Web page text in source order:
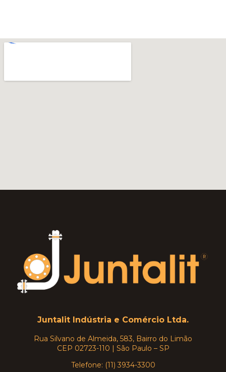
Juntalit Indústria e Comércio Ltda.
Rua Silvano de Almeida, 583, Bairro do Limão
CEP 02723-110 | São Paulo – SP
Telefone: (11) 3934-3300